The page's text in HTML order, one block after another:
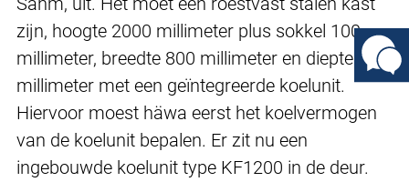
zijn, hoogte 2000 millimeter plus sokkel 100
millimeter, breedte 800 millimeter en diepte 600
millimeter met een geïntegreerde koelunit.
Hiervoor moest häwa eerst het koelvermogen
van de koelunit bepalen. Er zit nu een
ingebouwde koelunit type KF1200 in de deur.